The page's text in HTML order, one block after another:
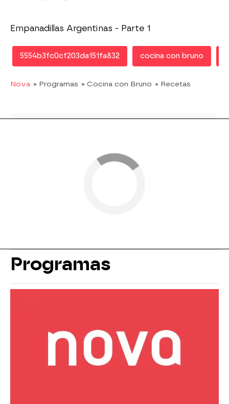
Empanadillas Argentinas - Parte 1
5554b3fc0cf203da151fa832 cocina con bruno
Nova » Programas » Cocina con Bruno » Recetas
Programas